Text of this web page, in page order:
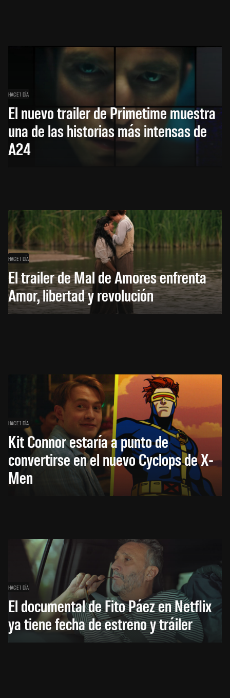
HACE 1 DÍA
El nuevo trailer de Primetime muestra
una de las historias más intensas de
A24
HACE 1 DÍA
El trailer de Mal de Amores enfrenta
Amor, libertad y revolución
HACE 1 DÍA
Kit Connor estaría a punto de
convertirse en el nuevo Cyclops de X-
Men
HACE 1 DÍA
El documental de Fito Páez en Netflix
ya tiene fecha de estreno y tráiler